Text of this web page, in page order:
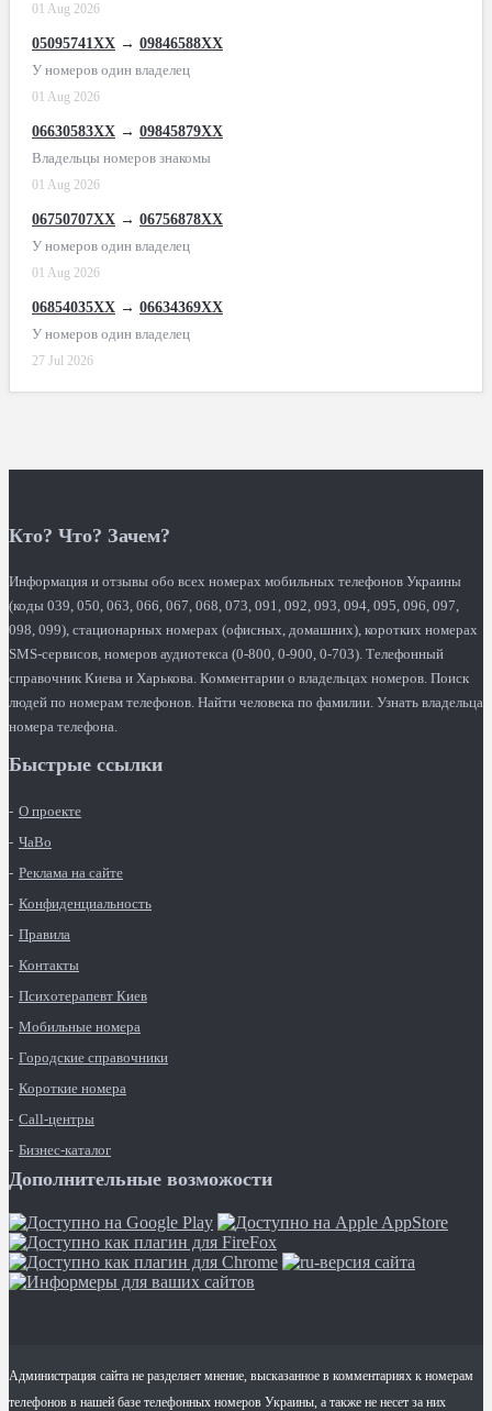
01 Aug 2026
05095741XX → 09846588XX
У номеров один владелец
01 Aug 2026
06630583XX → 09845879XX
Владельцы номеров знакомы
01 Aug 2026
06750707XX → 06756878XX
У номеров один владелец
01 Aug 2026
06854035XX → 06634369XX
У номеров один владелец
27 Jul 2026
Кто? Что? Зачем?
Информация и отзывы обо всех номерах мобильных телефонов Украины
(коды 039, 050, 063, 066, 067, 068, 073, 091, 092, 093, 094, 095, 096, 097,
098, 099), стационарных номерах (офисных, домашних), коротких номерах
SMS-сервисов, номеров аудиотекса (0-800, 0-900, 0-703). Телефонный
справочник Киева и Харькова. Комментарии о владельцах номеров. Поиск
людей по номерам телефонов. Найти человека по фамилии. Узнать владельца
номера телефона.
Быстрые ссылки
О проекте
ЧаВо
Реклама на сайте
Конфиденциальность
Правила
Контакты
Психотерапевт Киев
Мобильные номера
Городские справочники
Короткие номера
Call-центры
Бизнес-каталог
Дополнительные возможости
Администрация сайта не разделяет мнение, высказанное в комментариях к номерам
телефонов в нашей базе телефонных номеров Украины, а также не несет за них